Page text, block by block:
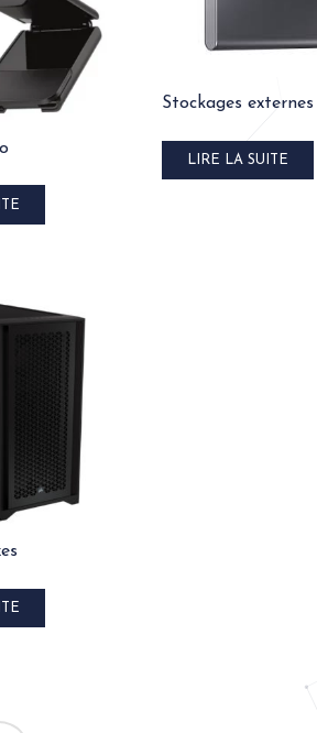
Stockages externes
LIRE LA SUITE